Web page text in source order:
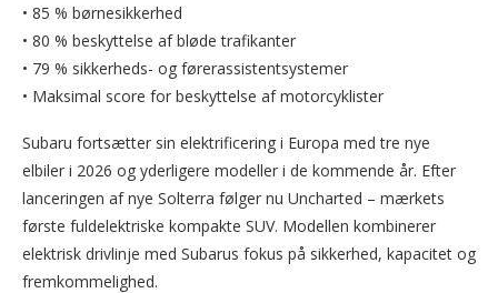
• 85 % børnesikkerhed
• 80 % beskyttelse af bløde trafikanter
• 79 % sikkerheds- og førerassistentsystemer
• Maksimal score for beskyttelse af motorcyklister
Subaru fortsætter sin elektrificering i Europa med tre nye
elbiler i 2026 og yderligere modeller i de kommende år. Efter
lanceringen af nye Solterra følger nu Uncharted – mærkets
første fuldelektriske kompakte SUV. Modellen kombinerer
elektrisk drivlinje med Subarus fokus på sikkerhed, kapacitet og
fremkommelighed.